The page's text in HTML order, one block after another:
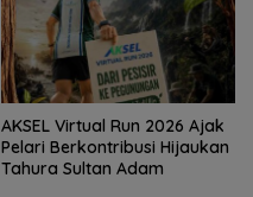
AKSEL Virtual Run 2026 Ajak
Pelari Berkontribusi Hijaukan
Tahura Sultan Adam